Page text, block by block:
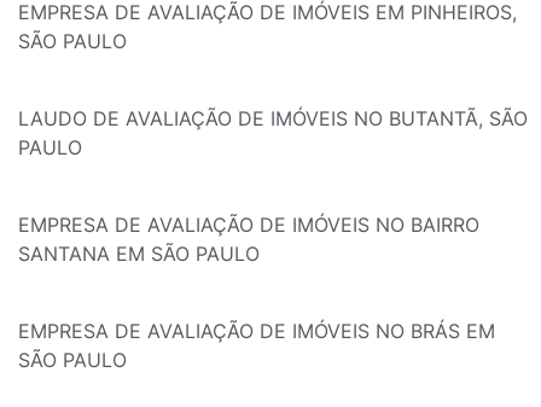
EMPRESA DE AVALIAÇÃO DE IMÓVEIS EM PINHEIROS,
SÃO PAULO
LAUDO DE AVALIAÇÃO DE IMÓVEIS NO BUTANTÃ, SÃO
PAULO
EMPRESA DE AVALIAÇÃO DE IMÓVEIS NO BAIRRO
SANTANA EM SÃO PAULO
EMPRESA DE AVALIAÇÃO DE IMÓVEIS NO BRÁS EM
SÃO PAULO